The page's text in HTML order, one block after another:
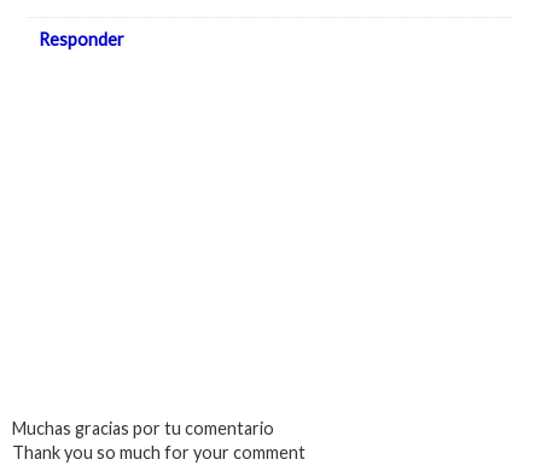
Responder
Muchas gracias por tu comentario
Thank you so much for your comment